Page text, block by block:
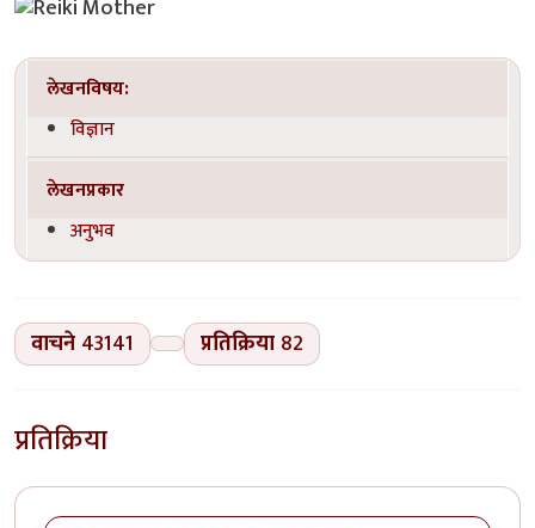
लेखनविषय:
विज्ञान
लेखनप्रकार
अनुभव
वाचने 43141 प्रतिक्रिया 82
प्रतिक्रिया